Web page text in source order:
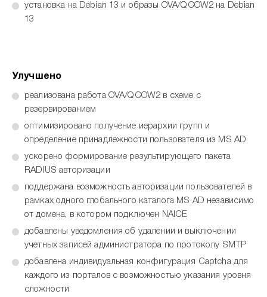
установка на Debian 13 и образы OVA/QCOW2 на Debian
13
Улучшено
реализована работа OVA/QCOW2 в схеме с
резервированием
оптимизировано получение иерархии групп и
определение принадлежности пользователя из MS AD
ускорено формирование результирующего пакета
RADIUS авторизации
поддержана возможность авторизации пользователей в
рамках одного глобального каталога MS AD независимо
от домена, в котором подключен NAICE
добавлены уведомления об удалении и выключении
учетных записей администратора по протоколу SMTP
добавлена индивидуальная конфигурация Captcha для
каждого из порталов с возможностью указания уровня
сложности